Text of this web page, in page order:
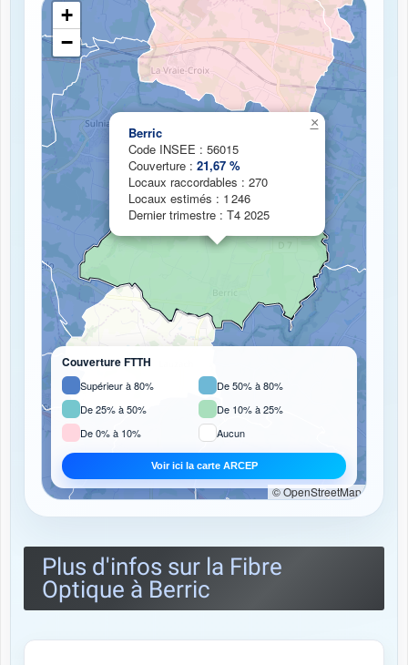
Chargement de la carte de couverture fibre...
Berric
Code INSEE : 56015
Couverture : 21,67 %
Locaux raccordables : 270
Locaux estimés : 1 246
Dernier trimestre : T4 2025
×
+
−
Couverture FTTH
Supérieur à 80%
De 50% à 80%
De 25% à 50%
De 10% à 25%
De 0% à 10%
Aucun
Voir ici la carte ARCEP
© OpenStreetMap
Plus d'infos sur la Fibre
Optique à Berric